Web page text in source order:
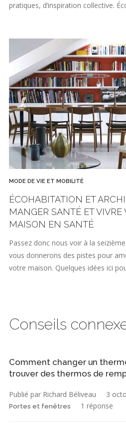
pratiques, d’inspiration collective.
MODE DE VIE ET MOBILITÉ
ÉCOHABITATION ET
MANGER SANTÉ ET VIVRE
MAISON EN SANTÉ
Passez donc nous voir à la
vous donnerons des pistes pour
votre maison. Quelques idées ici
Conseils
Comment changer un
trouver des thermos de
Publié par Richard Béliveau 3
Portes et fenêtres 1 réponse